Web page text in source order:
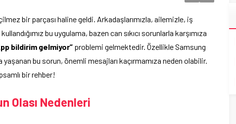
bir parçası haline geldi. Arkadaşlarımızla, ailemizle, iş
bu uygulama, bazen can sıkıcı sorunlarla karşımıza
bildirim gelmiyor” problemi gelmektedir. Özellikle Samsung
bu sorun, önemli mesajları kaçırmamıza neden olabilir.
bir rehber!
Olası Nedenleri